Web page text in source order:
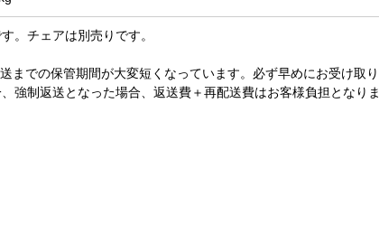
。チェアは別売りです。
までの保管期間が大変短くなっています。必ず早めにお受け取り
強制返送となった場合、返送費＋再配送費はお客様負担となりま